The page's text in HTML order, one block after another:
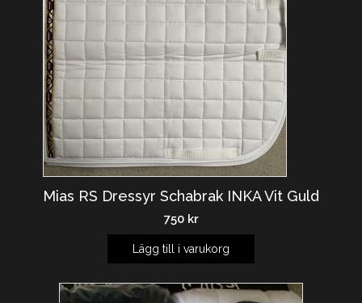
Mias RS Dressyr Schabrak INKA Vit Guld
750 kr
Lägg till i varukorg